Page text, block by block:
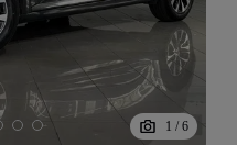
1 / 6